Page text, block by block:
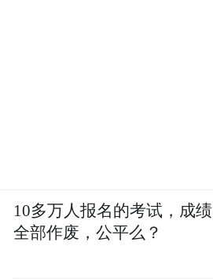
10多万人报名的考试，成绩
全部作废，公平么？